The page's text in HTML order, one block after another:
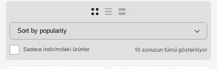
Sadece indirimdeki ürünler 10 sonucun tümü gösteriliyor